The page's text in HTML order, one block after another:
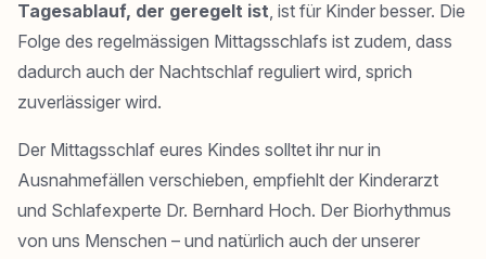
Tagesablauf, der geregelt ist, ist für Kinder besser. Die
Folge des regelmässigen Mittagsschlafs ist zudem, dass
dadurch auch der Nachtschlaf reguliert wird, sprich
zuverlässiger wird.
Der Mittagsschlaf eures Kindes solltet ihr nur in
Ausnahmefällen verschieben, empfiehlt der Kinderarzt
und Schlafexperte Dr. Bernhard Hoch. Der Biorhythmus
von uns Menschen – und natürlich auch der unserer